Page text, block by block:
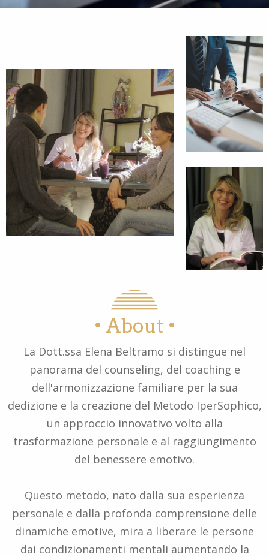
• About •
La Dott.ssa Elena Beltramo si distingue nel
panorama del counseling, del coaching e
dell'armonizzazione familiare per la sua
dedizione e la creazione del Metodo IperSophico,
un approccio innovativo volto alla
trasformazione personale e al raggiungimento
del benessere emotivo.
Questo metodo, nato dalla sua esperienza
personale e dalla profonda comprensione delle
dinamiche emotive, mira a liberare le persone
dai condizionamenti mentali aumentando la